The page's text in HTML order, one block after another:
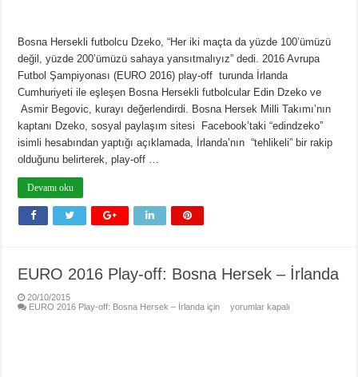
Bosna Hersekli futbolcu Dzeko, “Her iki maçta da yüzde 100’ümüzü
değil, yüzde 200’ümüzü sahaya yansıtmalıyız” dedi. 2016 Avrupa
Futbol Şampiyonası (EURO 2016) play-off turunda İrlanda
Cumhuriyeti ile eşleşen Bosna Hersekli futbolcular Edin Dzeko ve
Asmir Begovic, kurayı değerlendirdi. Bosna Hersek Milli Takımı’nın
kaptanı Dzeko, sosyal paylaşım sitesi Facebook’taki “edindzeko”
isimli hesabından yaptığı açıklamada, İrlanda’nın “tehlikeli” bir rakip
olduğunu belirterek, play-off …
Devamı oku
EURO 2016 Play-off: Bosna Hersek – İrlanda
20/10/2015
EURO 2016 Play-off: Bosna Hersek – İrlanda için
yorumlar kapalı